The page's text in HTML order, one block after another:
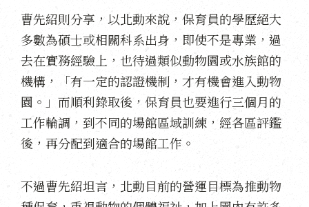
曹先紹則分享，以北動來說，保育員的學歷絕大
多數為碩士或相關科系出身，即使不是專業，過
去在實務經驗上，也待過類似動物園或水族館的
機構，「有一定的認證機制，才有機會進入動物
園。」而順利錄取後，保育員也要進行三個月的
工作輪調，到不同的場館區域訓練，經各區評鑑
後，再分配到適合的場館工作。
不過曹先紹坦言，北動目前的營運目標為推動物